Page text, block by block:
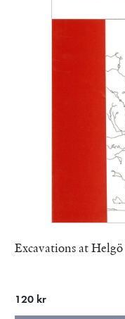
Excavations at
120 kr